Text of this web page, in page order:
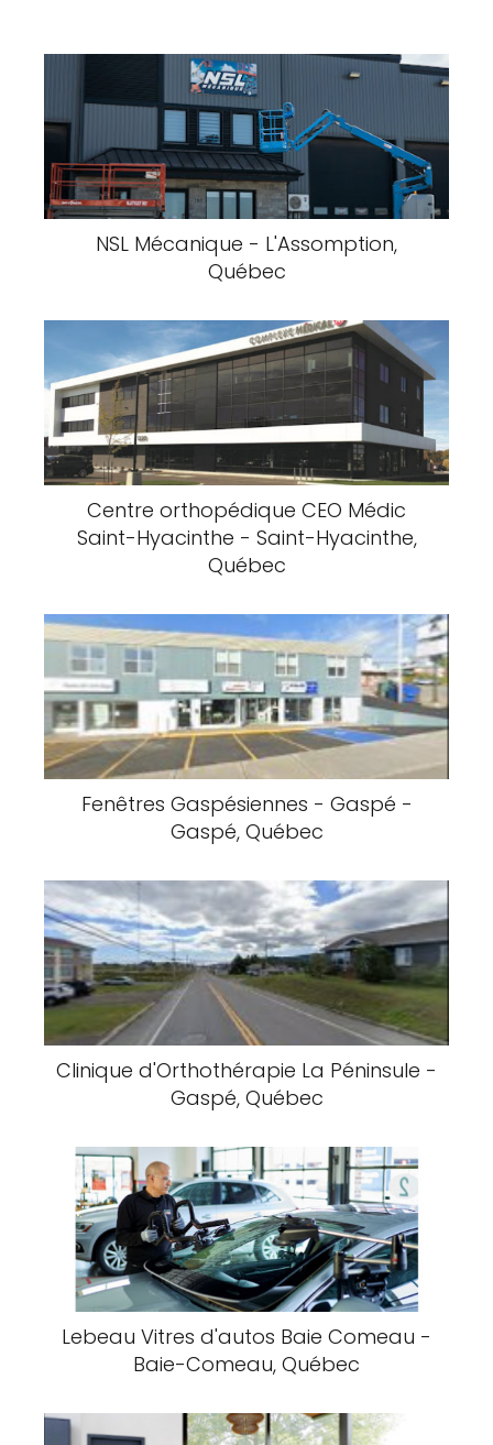
NSL Mécanique - L'Assomption,
Québec
Centre orthopédique CEO Médic
Saint-Hyacinthe - Saint-Hyacinthe,
Québec
Fenêtres Gaspésiennes - Gaspé -
Gaspé, Québec
Clinique d'Orthothérapie La Péninsule -
Gaspé, Québec
Lebeau Vitres d'autos Baie Comeau -
Baie-Comeau, Québec